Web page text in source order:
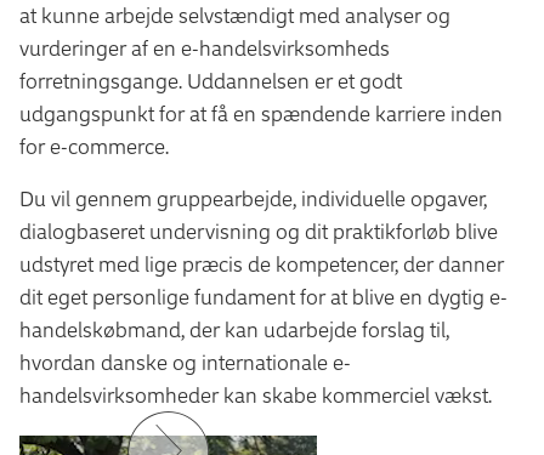
at kunne arbejde selvstændigt med analyser og
vurderinger af en e-handelsvirksomheds
forretningsgange. Uddannelsen er et godt
udgangspunkt for at få en spændende karriere inden
for e-commerce.
Du vil gennem gruppearbejde, individuelle opgaver,
dialogbaseret undervisning og dit praktikforløb blive
udstyret med lige præcis de kompetencer, der danner
dit eget personlige fundament for at blive en dygtig e-
handelskøbmand, der kan udarbejde forslag til,
hvordan danske og internationale e-
handelsvirksomheder kan skabe kommerciel vækst.